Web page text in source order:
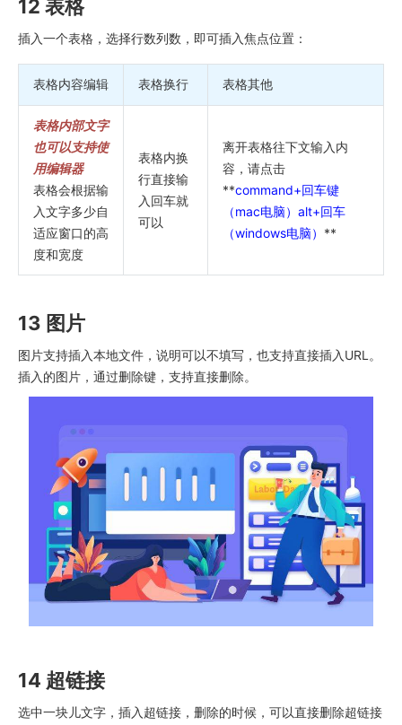
12 表格
插入一个表格，选择行数列数，即可插入焦点位置：
表格内容编辑 表格换行 表格其他
表格内部文字
也可以支持使
用编辑器
表格会根据输
入文字多少自
适应窗口的高
度和宽度
表格内换
行直接输
入回车就
可以
离开表格往下文输入内
容，请点击
**command+回车键
（mac电脑）alt+回车
（windows电脑） **
13 图片
图片支持插入本地文件，说明可以不填写，也支持直接插入URL。
插入的图片，通过删除键，支持直接删除。
14 超链接
选中一块儿文字，插入超链接，删除的时候，可以直接删除超链接